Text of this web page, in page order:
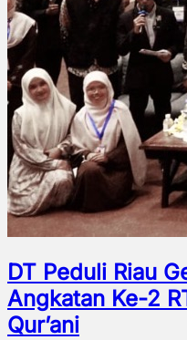
DT Peduli Riau
Angkatan Ke-2
Qur’ani